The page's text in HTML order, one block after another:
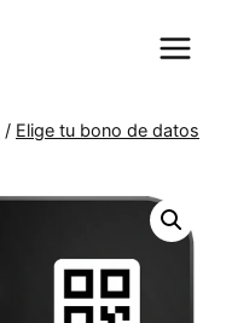
/ Elige tu bono de datos